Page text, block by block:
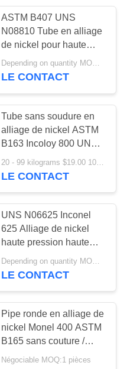
acier
86
158
127
ASTM B407 UNS
N08810 Tube en alliage
de nickel pour haute
pression et haute
température
Depending on quantity MOQ:1 pièces
LE CONTACT
Tube sans soudure en
alliage de nickel ASTM
B163 Incoloy 800 UNS
N08800 pour haute
température
LE CONTACT
UNS N06625 Inconel
625 Alliage de nickel
haute pression haute
température ASTM B444
Depending on quantity MOQ:1 pièces
LE CONTACT
Pipe ronde en alliage de
nickel Monel 400 ASTM
B165 sans couture /
soudée Taille
Négociable MOQ:1 pièces